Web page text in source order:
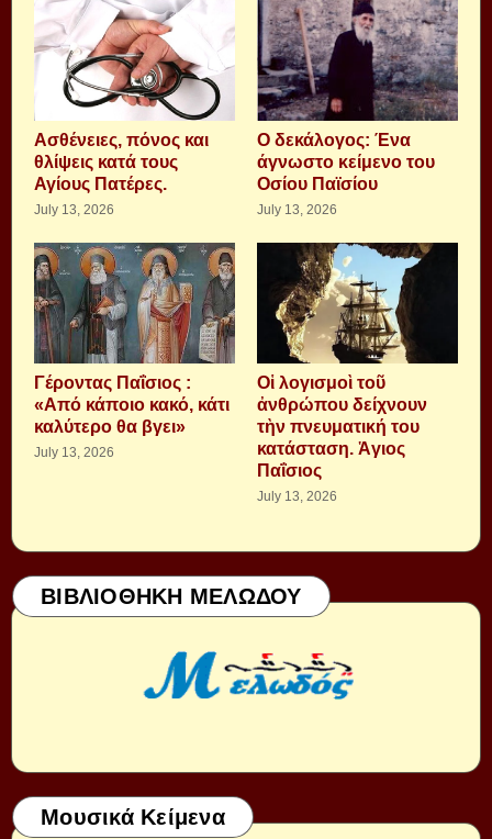
Aσθένειες, πόνος και
θλίψεις κατά τους
Αγίους Πατέρες.
July 13, 2026
Ο δεκάλογος: Ένα
άγνωστο κείμενο του
Οσίου Παϊσίου
July 13, 2026
Γέροντας Παΐσιος :
«Από κάποιο κακό, κάτι
καλύτερο θα βγει»
July 13, 2026
Οἱ λογισμοὶ τοῦ
ἀνθρώπου δείχνουν
τὴν πνευματική του
κατάσταση. Ἁγιος
Παΐσιος
July 13, 2026
ΒΙΒΛΙΟΘΗΚΗ ΜΕΛΩΔΟΥ
Μουσικά Κείμενα